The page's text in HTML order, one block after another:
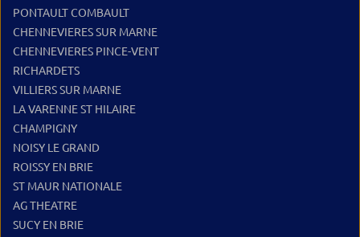
PONTAULT COMBAULT
CHENNEVIERES SUR MARNE
CHENNEVIERES PINCE-VENT
RICHARDETS
VILLIERS SUR MARNE
LA VARENNE ST HILAIRE
CHAMPIGNY
NOISY LE GRAND
ROISSY EN BRIE
ST MAUR NATIONALE
AG THEATRE
SUCY EN BRIE